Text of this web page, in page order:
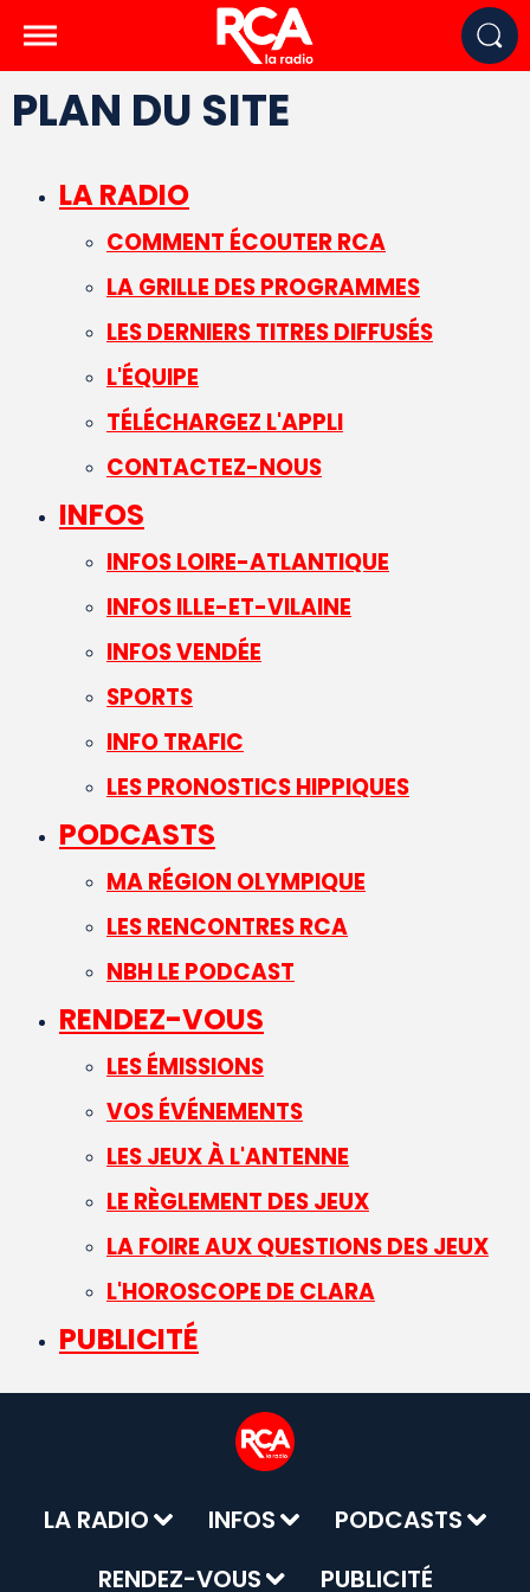
PLAN DU SITE
LA RADIO
COMMENT ÉCOUTER RCA
LA GRILLE DES PROGRAMMES
LES DERNIERS TITRES DIFFUSÉS
L'ÉQUIPE
TÉLÉCHARGEZ L'APPLI
CONTACTEZ-NOUS
INFOS
INFOS LOIRE-ATLANTIQUE
INFOS ILLE-ET-VILAINE
INFOS VENDÉE
SPORTS
INFO TRAFIC
LES PRONOSTICS HIPPIQUES
PODCASTS
MA RÉGION OLYMPIQUE
LES RENCONTRES RCA
NBH LE PODCAST
RENDEZ-VOUS
LES ÉMISSIONS
VOS ÉVÉNEMENTS
LES JEUX À L'ANTENNE
LE RÈGLEMENT DES JEUX
LA FOIRE AUX QUESTIONS DES JEUX
L'HOROSCOPE DE CLARA
PUBLICITÉ
LA RADIO INFOS
PODCASTS
RENDEZ-VOUS
PUBLICITÉ